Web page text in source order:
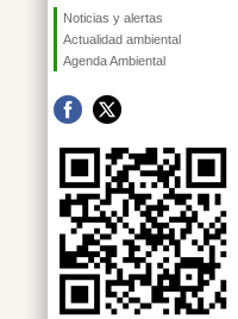
Noticias y alertas
Actualidad ambiental
Agenda Ambiental